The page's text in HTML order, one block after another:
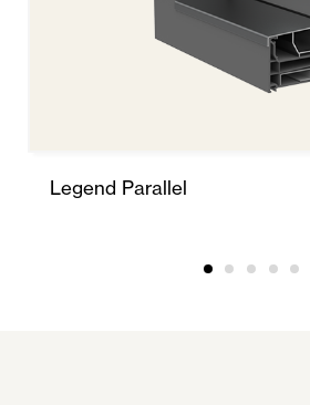
Legend Parallel